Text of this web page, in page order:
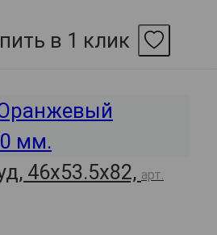
в 1 клик
46х53.5х82, арт.